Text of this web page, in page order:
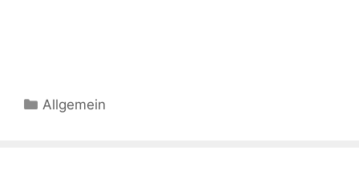
Allgemein